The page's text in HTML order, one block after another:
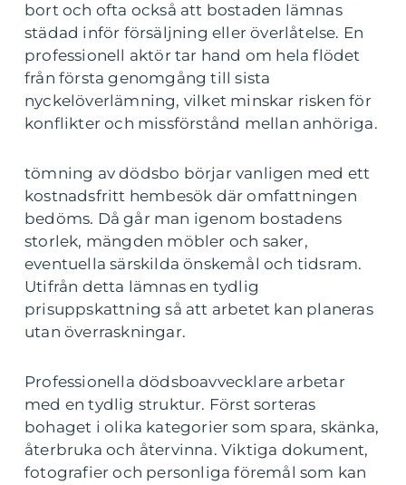
bort och ofta också att bostaden lämnas
städad inför försäljning eller överlåtelse. En
professionell aktör tar hand om hela flödet
från första genomgång till sista
nyckelöverlämning, vilket minskar risken för
konflikter och missförstånd mellan anhöriga.
tömning av dödsbo börjar vanligen med ett
kostnadsfritt hembesök där omfattningen
bedöms. Då går man igenom bostadens
storlek, mängden möbler och saker,
eventuella särskilda önskemål och tidsram.
Utifrån detta lämnas en tydlig
prisuppskattning så att arbetet kan planeras
utan överraskningar.
Professionella dödsboavvecklare arbetar
med en tydlig struktur. Först sorteras
bohaget i olika kategorier som spara, skänka,
återbruka och återvinna. Viktiga dokument,
fotografier och personliga föremål som kan